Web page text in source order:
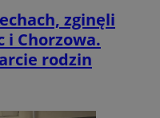
zginęli
i Chorzowa.
rodzin